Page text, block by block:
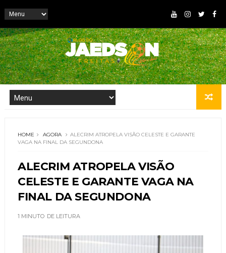
HOME AGORA
ALECRIM ATROPELA VISÃO CELESTE E GARANTE
VAGA NA FINAL DA SEGUNDONA
ALECRIM ATROPELA VISÃO
CELESTE E GARANTE VAGA NA
FINAL DA SEGUNDONA
1 MINUTO DE LEITURA